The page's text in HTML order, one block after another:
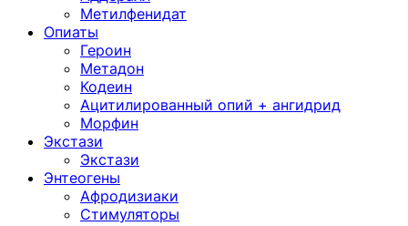
Метилфенидат
Опиаты
Героин
Метадон
Кодеин
Ацитилированный опий + ангидрид
Морфин
Экстази
Экстази
Энтеогены
Афродизиаки
Стимуляторы